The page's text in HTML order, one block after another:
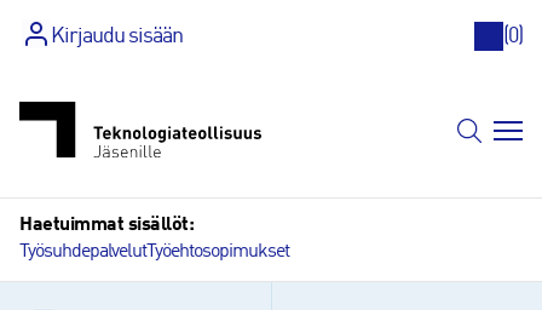
sisältöön
Kirjaudu sisään (0)
Haetuimmat sisällöt:
TyösuhdepalvelutTyöehtosopimukset